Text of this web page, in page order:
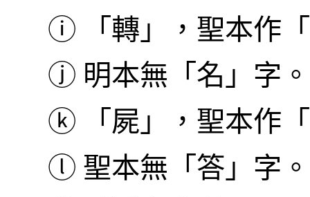
ⓘ
「轉」，聖本作
ⓙ 明本無「名」字。
ⓚ
「屍」，聖本作
ⓛ 聖本無「答」字。